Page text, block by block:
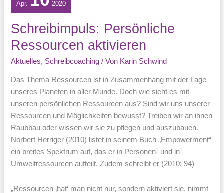
Apr. 2020
Schreibimpuls: Persönliche
Ressourcen aktivieren
Aktuelles, Schreibcoaching / Von Karin Schwind
Das Thema Ressourcen ist in Zusammenhang mit der Lage
unseres Planeten in aller Munde. Doch wie sieht es mit
unseren persönlichen Ressourcen aus? Sind wir uns unserer
Ressourcen und Möglichkeiten bewusst? Treiben wir an ihnen
Raubbau oder wissen wir sie zu pflegen und auszubauen.
Norbert Herriger (2010) listet in seinem Buch „Empowerment“
ein breites Spektrum auf, das er in Personen- und in
Umweltressourcen aufteilt. Zudem schreibt er (2010: 94)
„Ressourcen ‚hat‘ man nicht nur, sondern aktiviert sie, nimmt